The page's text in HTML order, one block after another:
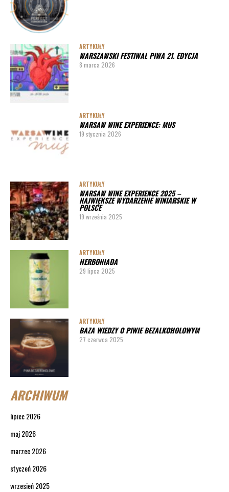
ARTYKUŁY
WARSZAWSKI FESTIWAL PIWA 21. EDYCJA
8 marca 2026
ARTYKUŁY
WARSAW WINE EXPERIENCE: MUS
19 stycznia 2026
ARTYKUŁY
WARSAW WINE EXPERIENCE 2025 –
NAJWIĘKSZE WYDARZENIE WINIARSKIE W
POLSCE
19 września 2025
ARTYKUŁY
HERBONIADA
29 lipca 2025
ARTYKUŁY
BAZA WIEDZY O PIWIE BEZALKOHOLOWYM
27 czerwca 2025
ARCHIWUM
lipiec 2026
maj 2026
marzec 2026
styczeń 2026
wrzesień 2025